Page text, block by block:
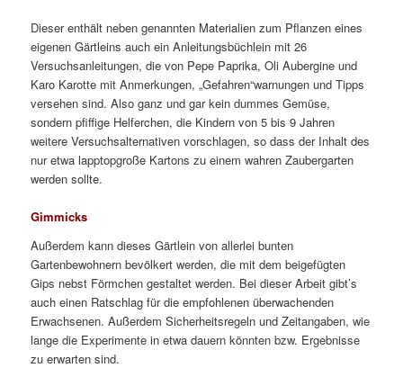
Dieser enthält neben genannten Materialien zum Pflanzen eines
eigenen Gärtleins auch ein Anleitungsbüchlein mit 26
Versuchsanleitungen, die von Pepe Paprika, Oli Aubergine und
Karo Karotte mit Anmerkungen, „Gefahren“warnungen und Tipps
versehen sind. Also ganz und gar kein dummes Gemüse,
sondern pfiffige Helferchen, die Kindern von 5 bis 9 Jahren
weitere Versuchsalternativen vorschlagen, so dass der Inhalt des
nur etwa lapptopgroße Kartons zu einem wahren Zaubergarten
werden sollte.
Gimmicks
Außerdem kann dieses Gärtlein von allerlei bunten
Gartenbewohnern bevölkert werden, die mit dem beigefügten
Gips nebst Förmchen gestaltet werden. Bei dieser Arbeit gibt’s
auch einen Ratschlag für die empfohlenen überwachenden
Erwachsenen. Außerdem Sicherheitsregeln und Zeitangaben, wie
lange die Experimente in etwa dauern könnten bzw. Ergebnisse
zu erwarten sind.